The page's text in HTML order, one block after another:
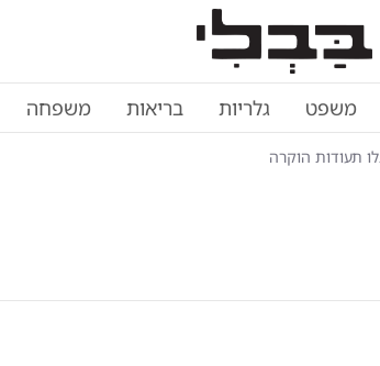
משפט גלריות בריאות משפחה
תעודות הוקרה